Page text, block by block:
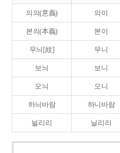
의의(意義) 의이
본의(本義) 본이
무늬[紋] 무니
보늬 보니
오늬 오니
하늬바람 하니바람
늴리리 닐리리